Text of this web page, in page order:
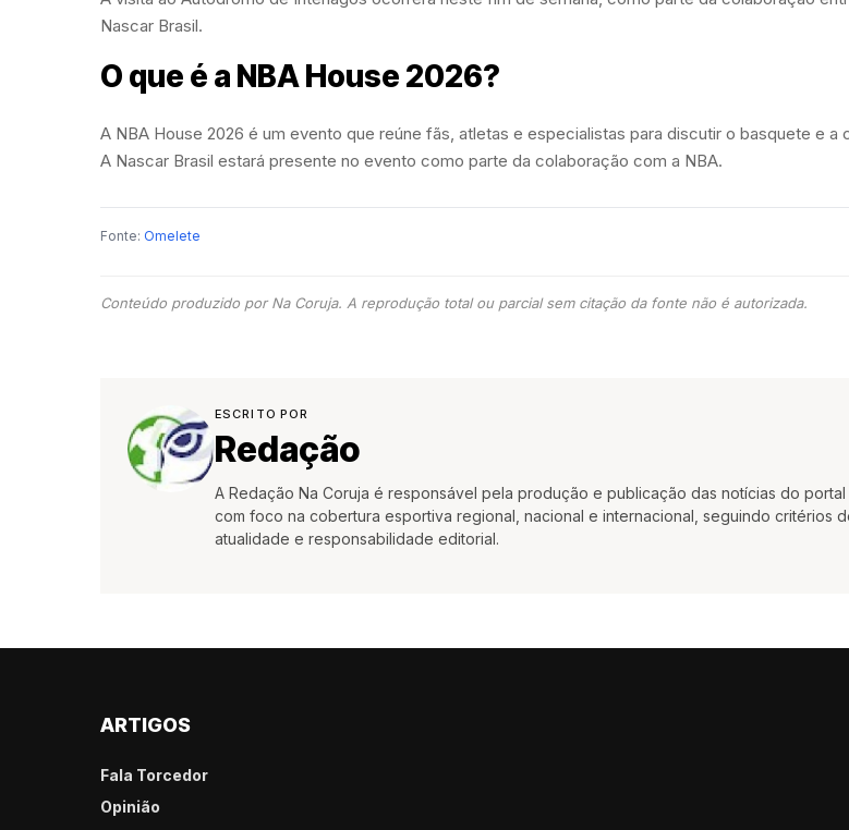
Nascar Brasil.
O que é a NBA House 2026?
A NBA House 2026 é um evento que reúne fãs, atletas e especialistas para discutir o basquete e a
A Nascar Brasil estará presente no evento como parte da colaboração com a NBA.
Fonte: Omelete
Conteúdo produzido por Na Coruja. A reprodução total ou parcial sem citação da fonte não é autorizada.
ESCRITO POR
Redação
A Redação Na Coruja é responsável pela produção e publicação das notícias do portal
com foco na cobertura esportiva regional, nacional e internacional, seguindo critérios
atualidade e responsabilidade editorial.
ARTIGOS
Fala Torcedor
Opinião